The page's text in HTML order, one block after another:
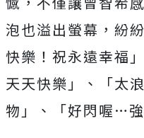
泡也溢出螢幕，紛
快樂！祝永遠幸福
天天快樂」、「太
物」、「好閃喔…強